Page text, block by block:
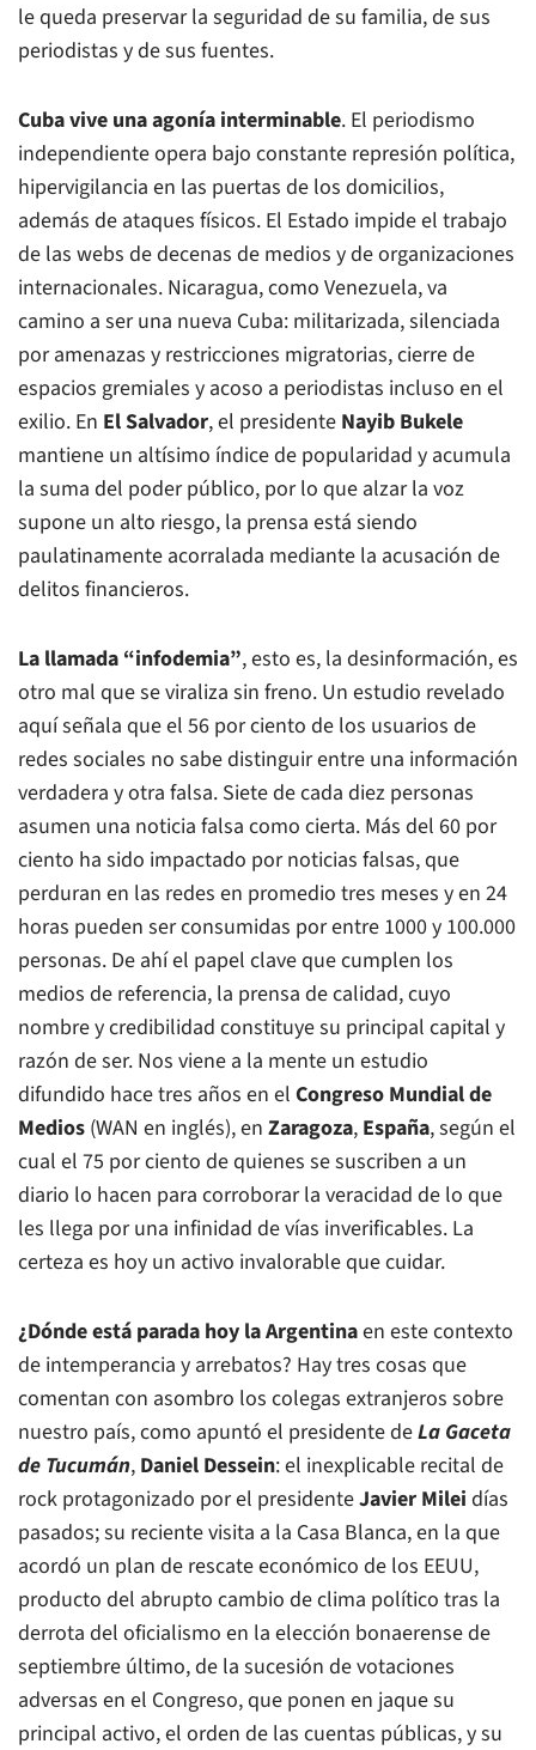
le queda preservar la seguridad de su familia, de sus
periodistas y de sus fuentes.
Cuba vive una agonía interminable. El periodismo
independiente opera bajo constante represión política,
hipervigilancia en las puertas de los domicilios,
además de ataques físicos. El Estado impide el trabajo
de las webs de decenas de medios y de organizaciones
internacionales. Nicaragua, como Venezuela, va
camino a ser una nueva Cuba: militarizada, silenciada
por amenazas y restricciones migratorias, cierre de
espacios gremiales y acoso a periodistas incluso en el
exilio. En El Salvador, el presidente Nayib Bukele
mantiene un altísimo índice de popularidad y acumula
la suma del poder público, por lo que alzar la voz
supone un alto riesgo, la prensa está siendo
paulatinamente acorralada mediante la acusación de
delitos financieros.
La llamada “infodemia”, esto es, la desinformación, es
otro mal que se viraliza sin freno. Un estudio revelado
aquí señala que el 56 por ciento de los usuarios de
redes sociales no sabe distinguir entre una información
verdadera y otra falsa. Siete de cada diez personas
asumen una noticia falsa como cierta. Más del 60 por
ciento ha sido impactado por noticias falsas, que
perduran en las redes en promedio tres meses y en 24
horas pueden ser consumidas por entre 1000 y 100.000
personas. De ahí el papel clave que cumplen los
medios de referencia, la prensa de calidad, cuyo
nombre y credibilidad constituye su principal capital y
razón de ser. Nos viene a la mente un estudio
difundido hace tres años en el Congreso Mundial de
Medios (WAN en inglés), en Zaragoza, España, según el
cual el 75 por ciento de quienes se suscriben a un
diario lo hacen para corroborar la veracidad de lo que
les llega por una infinidad de vías inverificables. La
certeza es hoy un activo invalorable que cuidar.
¿Dónde está parada hoy la Argentinaen este contexto
de intemperancia y arrebatos? Hay tres cosas que
comentan con asombro los colegas extranjeros sobre
nuestro país, como apuntó el presidente deLa Gaceta
de Tucumán, Daniel Dessein: el inexplicable recital de
rock protagonizado por el presidenteJavier Milei días
pasados; su reciente visita a la Casa Blanca, en la que
acordó un plan de rescate económico de los EEUU,
producto del abrupto cambio de clima político tras la
derrota del oficialismo en la elección bonaerense de
septiembre último, de la sucesión de votaciones
adversas en el Congreso, que ponen en jaque su
principal activo, el orden de las cuentas públicas, y su